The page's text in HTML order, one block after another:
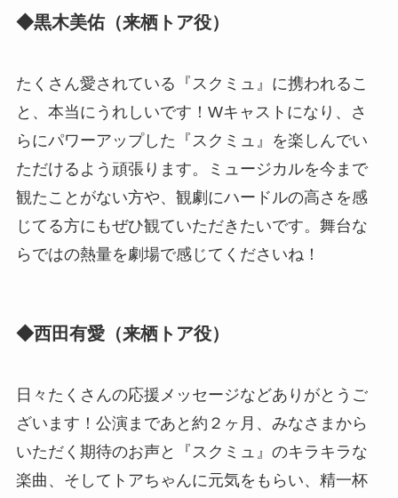
◆黒木美佑（来栖トア役）
たくさん愛されている『スクミュ』に携われるこ
と、本当にうれしいです！Wキャストになり、さ
らにパワーアップした『スクミュ』を楽しんでい
ただけるよう頑張ります。ミュージカルを今まで
観たことがない方や、観劇にハードルの高さを感
じてる方にもぜひ観ていただきたいです。舞台な
らではの熱量を劇場で感じてくださいね！
◆西田有愛（来栖トア役）
日々たくさんの応援メッセージなどありがとうご
ざいます！公演まであと約２ヶ月、みなさまから
いただく期待のお声と『スクミュ』のキラキラな
楽曲、そしてトアちゃんに元気をもらい、精一杯